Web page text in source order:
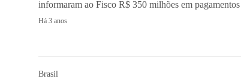
informaram ao Fisco R$ 350 milhões em
Há 3 anos
Brasil